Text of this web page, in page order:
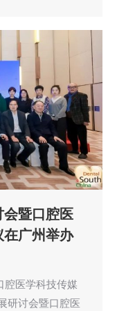
会暨口腔医
广州举办
腔医学科技传媒
研讨会暨口腔医